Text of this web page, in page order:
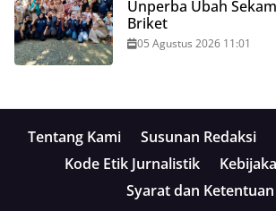
Unperba Ubah
Briket
05 Agustus 2026 11:01
Tentang Kami Susunan Redaksi
Kode Etik Jurnalistik
Syarat dan Ketentuan